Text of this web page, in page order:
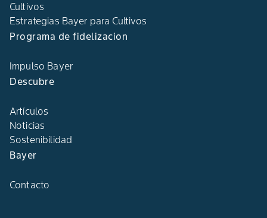
Cultivos
Estrategias Bayer para Cultivos
Programa de fidelizacion
Impulso Bayer
Descubre
Artículos
Noticias
Sostenibilidad
Bayer
Contacto